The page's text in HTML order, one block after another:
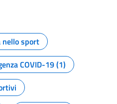
pagina
nello sport
COVID-19 (1)